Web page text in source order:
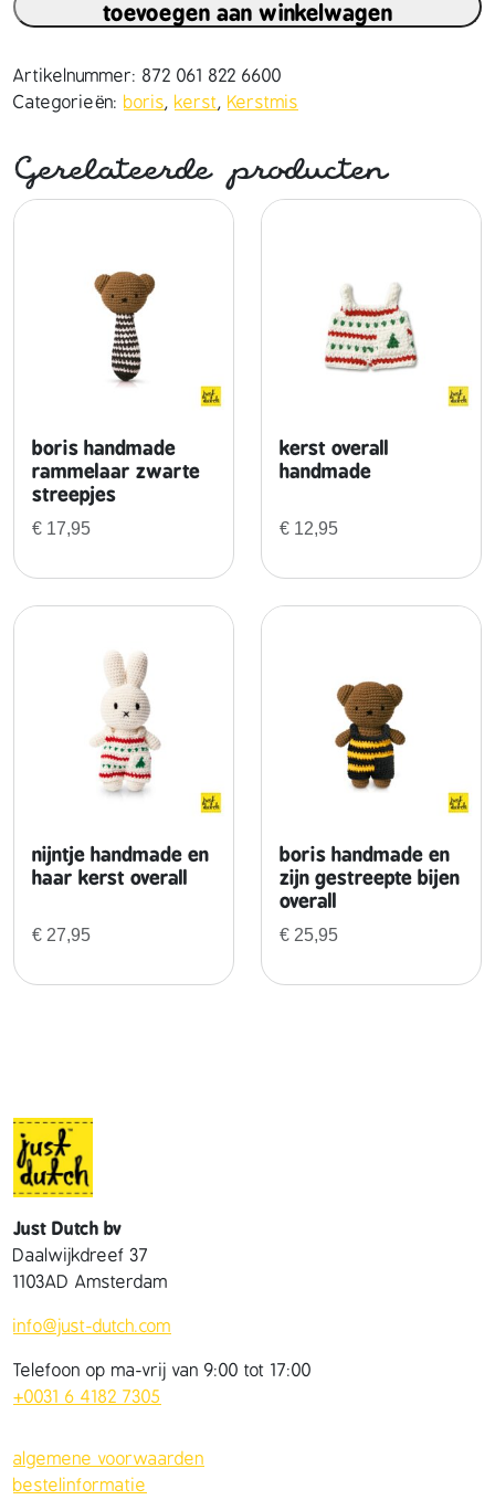
i
h
a
m
a
o
e
toevoegen aan winkelwagen
Artikelnummer: 872 061 822 6600
Categorieën: boris, kerst, Kerstmis
Gerelateerde producten
boris handmade
rammelaar zwarte
streepjes
€ 17,95
kerst overall
handmade
€ 12,95
nijntje handmade en
haar kerst overall
€ 27,95
boris handmade en
zijn gestreepte bijen
overall
€ 25,95
Just Dutch bv
Daalwijkdreef 37
1103AD Amsterdam
info@just-dutch.com
Telefoon op ma-vrij van 9:00 tot 17:00
+0031 6 4182 7305
algemene voorwaarden
bestelinformatie